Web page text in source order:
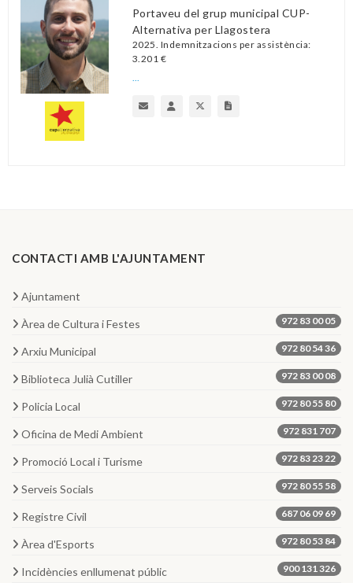
Portaveu del grup municipal CUP-
Alternativa per Llagostera
2025. Indemnitzacions per assistència:
3.201 €
...
CONTACTI AMB L'AJUNTAMENT
Ajuntament
Àrea de Cultura i Festes 972 83 00 05
Arxiu Municipal 972 80 54 36
Biblioteca Julià Cutiller 972 83 00 08
Policia Local 972 80 55 80
Oficina de Medi Ambient 972 831 707
Promoció Local i Turisme 972 83 23 22
Serveis Socials 972 80 55 58
Registre Civil 687 06 09 69
Àrea d'Esports 972 80 53 84
Incidències enllumenat públic 900 131 326